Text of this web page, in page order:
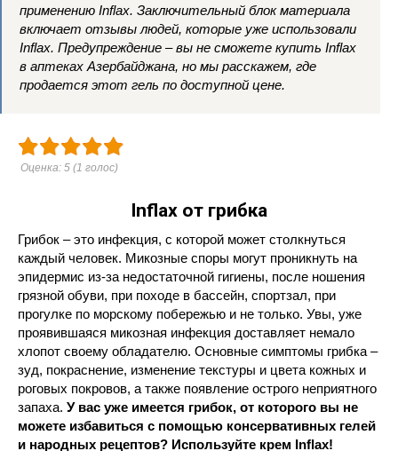
применению Inflax. Заключительный блок материала
включает отзывы людей, которые уже использовали
Inflax. Предупреждение – вы не сможете купить Inflax
в аптеках Азербайджана, но мы расскажем, где
продается этот гель по доступной цене.
Оценка: 5 (1 голос)
Inflax от грибка
Грибок – это инфекция, с которой может столкнуться
каждый человек. Микозные споры могут проникнуть на
эпидермис из-за недостаточной гигиены, после ношения
грязной обуви, при походе в бассейн, спортзал, при
прогулке по морскому побережью и не только. Увы, уже
проявившаяся микозная инфекция доставляет немало
хлопот своему обладателю. Основные симптомы грибка –
зуд, покраснение, изменение текстуры и цвета кожных и
роговых покровов, а также появление острого неприятного
запаха. У вас уже имеется грибок, от которого вы не
можете избавиться с помощью консервативных гелей
и народных рецептов? Используйте крем Inflax!